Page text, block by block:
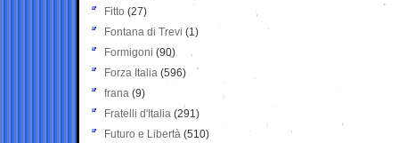
Fitto (27)
Fontana di Trevi (1)
Formigoni (90)
Forza Italia (596)
frana (9)
Fratelli d'Italia (291)
Futuro e Libertà (510)